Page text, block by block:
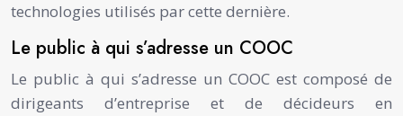
technologies utilisés par cette dernière.
Le public à qui s’adresse un COOC
Le public à qui s’adresse un COOC est composé de
dirigeants d’entreprise et de décideurs en